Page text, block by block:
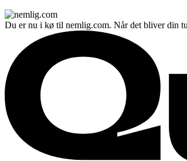
Du er nu i kø til nemlig.com. Når det bliver din